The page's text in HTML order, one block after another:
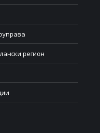
регион